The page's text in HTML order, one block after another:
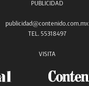
PUBLICIDAD
publicidad@contenido.com.mx
TEL. 55318497
VISITA